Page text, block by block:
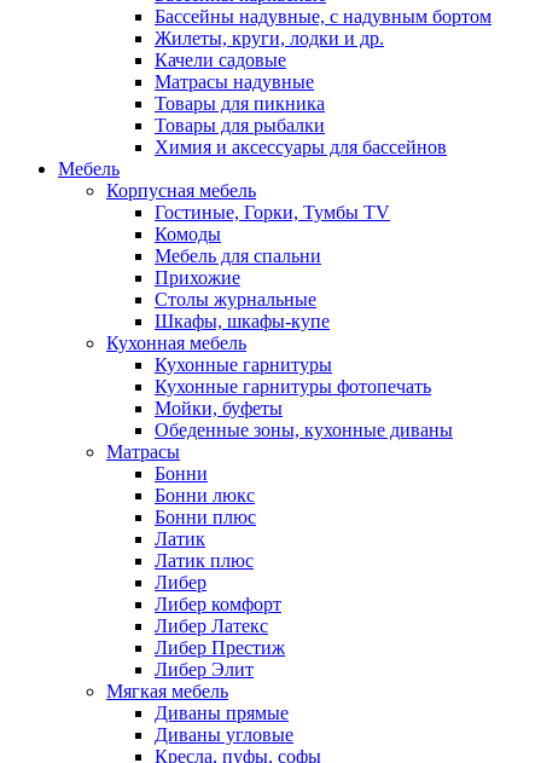
Бассейны надувные, с надувным бортом
Жилеты, круги, лодки и др.
Качели садовые
Матрасы надувные
Товары для пикника
Товары для рыбалки
Химия и аксессуары для бассейнов
Мебель
Корпусная мебель
Гостиные, Горки, Тумбы TV
Комоды
Мебель для спальни
Прихожие
Столы журнальные
Шкафы, шкафы-купе
Кухонная мебель
Кухонные гарнитуры
Кухонные гарнитуры фотопечать
Мойки, буфеты
Обеденные зоны, кухонные диваны
Матрасы
Бонни
Бонни люкс
Бонни плюс
Латик
Латик плюс
Либер
Либер комфорт
Либер Латекс
Либер Престиж
Либер Элит
Мягкая мебель
Диваны прямые
Диваны угловые
Кресла, пуфы, софы